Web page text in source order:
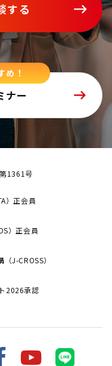
する
め！
ナー
1361号
）正会員
）正会員
J-CROSS）
2026承認